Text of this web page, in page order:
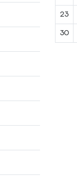
23
30